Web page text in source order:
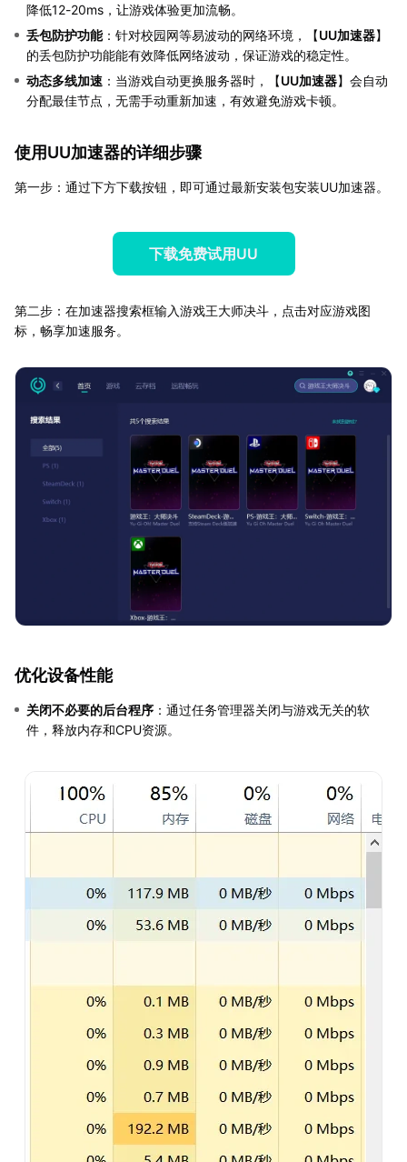
降低12-20ms，让游戏体验更加流畅。
丢包防护功能：针对校园网等易波动的网络环境，【UU加速器】
的丢包防护功能能有效降低网络波动，保证游戏的稳定性。
动态多线加速 ：当游戏自动更换服务器时，【UU加速器】会自动
分配最佳节点，无需手动重新加速，有效避免游戏卡顿。
使用UU加速器的详细步骤
第一步：通过下方下载按钮，即可通过最新安装包安装UU加速器。
下载免费试用UU
第二步：在加速器搜索框输入游戏王大师决斗，点击对应游戏图
标，畅享加速服务。
优化设备性能
关闭不必要的后台程序 ：通过任务管理器关闭与游戏无关的软
件，释放内存和CPU资源。